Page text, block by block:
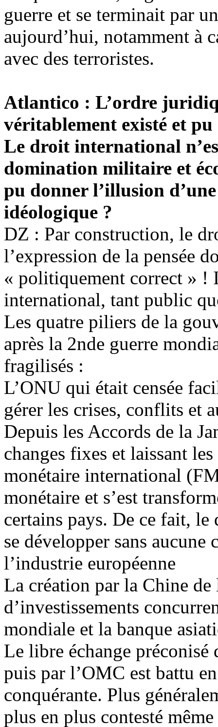
guerre et se terminait par
aujourd’hui, notamment à
avec des terroristes.
Atlantico : L’ordre
véritablement existé et pu
Le droit international
domination militaire et
pu donner l’illusion
idéologique ?
DZ : Par construction, le
l’expression de la pensée
« politiquement correct » !
international, tant public
Les quatre piliers de la
après la 2nde guerre
fragilisés :
L’ONU qui était censée
gérer les crises, conflits et
Depuis les Accords de la
changes fixes et laissant
monétaire international
monétaire et s’est
certains pays. De ce fait,
se développer sans
l’industrie européenne
La création par la Chine de
d’investissements
mondiale et la banque
Le libre échange préconisé
puis par l’OMC est battu
conquérante. Plus
plus en plus contesté